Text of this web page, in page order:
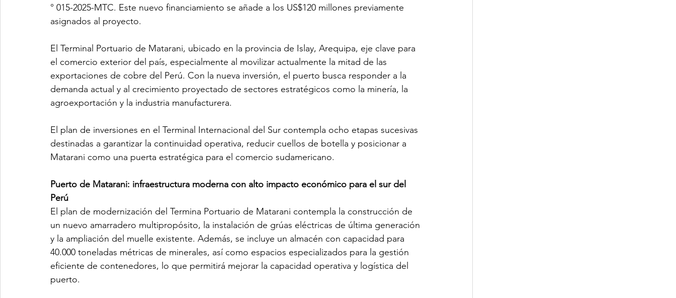
° 015-2025-MTC. Este nuevo financiamiento se añade a los US$120 millones previamente
asignados al proyecto.
El Terminal Portuario de Matarani, ubicado en la provincia de Islay, Arequipa, eje clave para
el comercio exterior del país, especialmente al movilizar actualmente la mitad de las
exportaciones de cobre del Perú. Con la nueva inversión, el puerto busca responder a la
demanda actual y al crecimiento proyectado de sectores estratégicos como la minería, la
agroexportación y la industria manufacturera.
El plan de inversiones en el Terminal Internacional del Sur contempla ocho etapas sucesivas
destinadas a garantizar la continuidad operativa, reducir cuellos de botella y posicionar a
Matarani como una puerta estratégica para el comercio sudamericano.
Puerto de Matarani: infraestructura moderna con alto impacto económico para el sur del
Perú
El plan de modernización del Termina Portuario de Matarani contempla la construcción de
un nuevo amarradero multipropósito, la instalación de grúas eléctricas de última generación
y la ampliación del muelle existente. Además, se incluye un almacén con capacidad para
40.000 toneladas métricas de minerales, así como espacios especializados para la gestión
eficiente de contenedores, lo que permitirá mejorar la capacidad operativa y logística del
puerto.